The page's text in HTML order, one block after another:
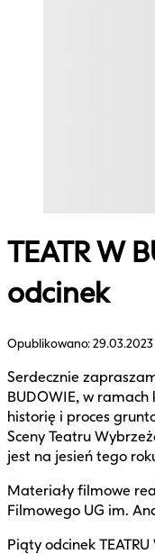
TEATR W
odcinek
Opublikowano:29.03.2023
Serdecznie
BUDOWIE, w
historię i proces
Sceny Teatru
jest na jesień tego
Materiały filmowe
Filmowego UG im.
Piąty odcinek